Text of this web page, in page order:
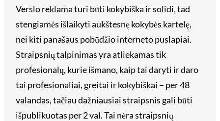
Verslo reklama turi būti kokybiška ir solidi, tad
stengiamės išlaikyti aukštesnę kokybės kartelę,
nei kiti panašaus pobūdžio interneto puslapiai.
Straipsnių talpinimas yra atliekamas tik
profesionalų, kurie išmano, kaip tai daryti ir daro
tai profesionaliai, greitai ir kokybiškai – per 48
valandas, tačiau dažniausiai straipsnis gali būti
išpublikuotas per 2 val. Tai nėra straipsnių